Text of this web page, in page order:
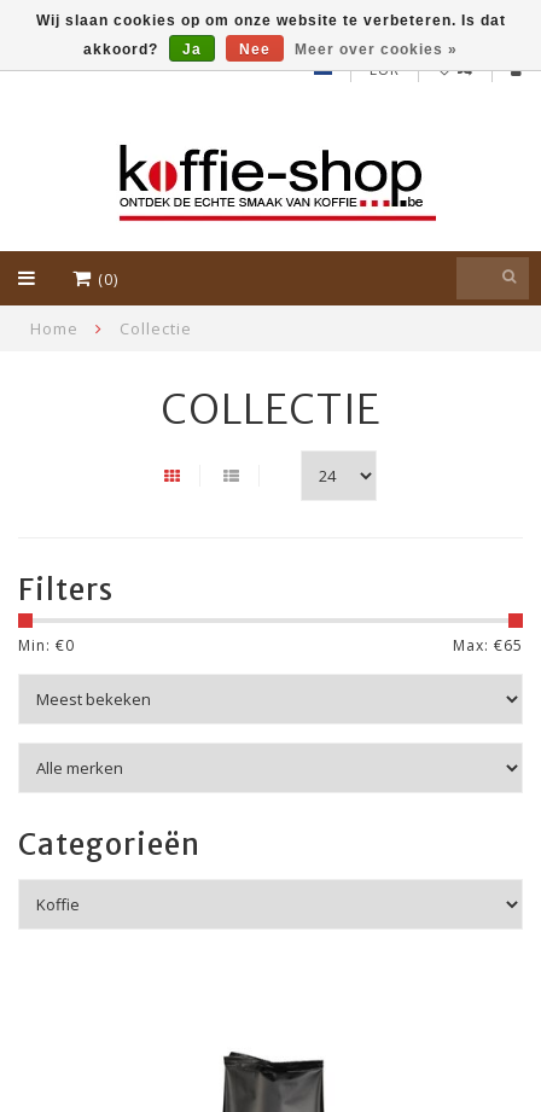
EUR
(0)
Home Collectie
COLLECTIE
Filters
Min: €0 Max: €65
Categorieën
Wij slaan cookies op om onze website te verbeteren. Is dat
akkoord?
Ja Nee Meer over cookies »